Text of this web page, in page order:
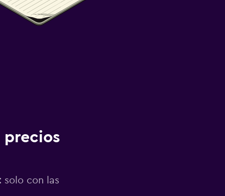
precios
solo con las